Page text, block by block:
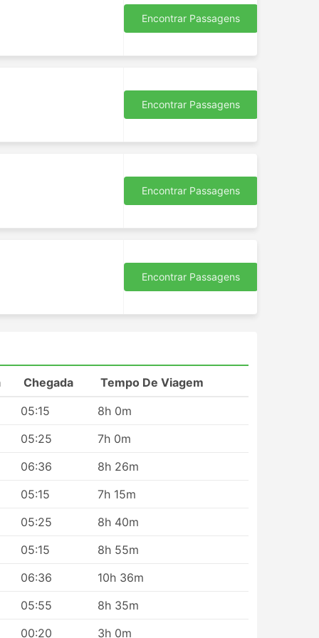
Encontrar Passagens
Encontrar Passagens
Encontrar Passagens
Encontrar Passagens
Chegada
Tempo De Viagem
05:15
8h 0m
05:25
7h 0m
06:36
8h 26m
05:15
7h 15m
05:25
8h 40m
05:15
8h 55m
06:36
10h 36m
05:55
8h 35m
00:20 3h 0m